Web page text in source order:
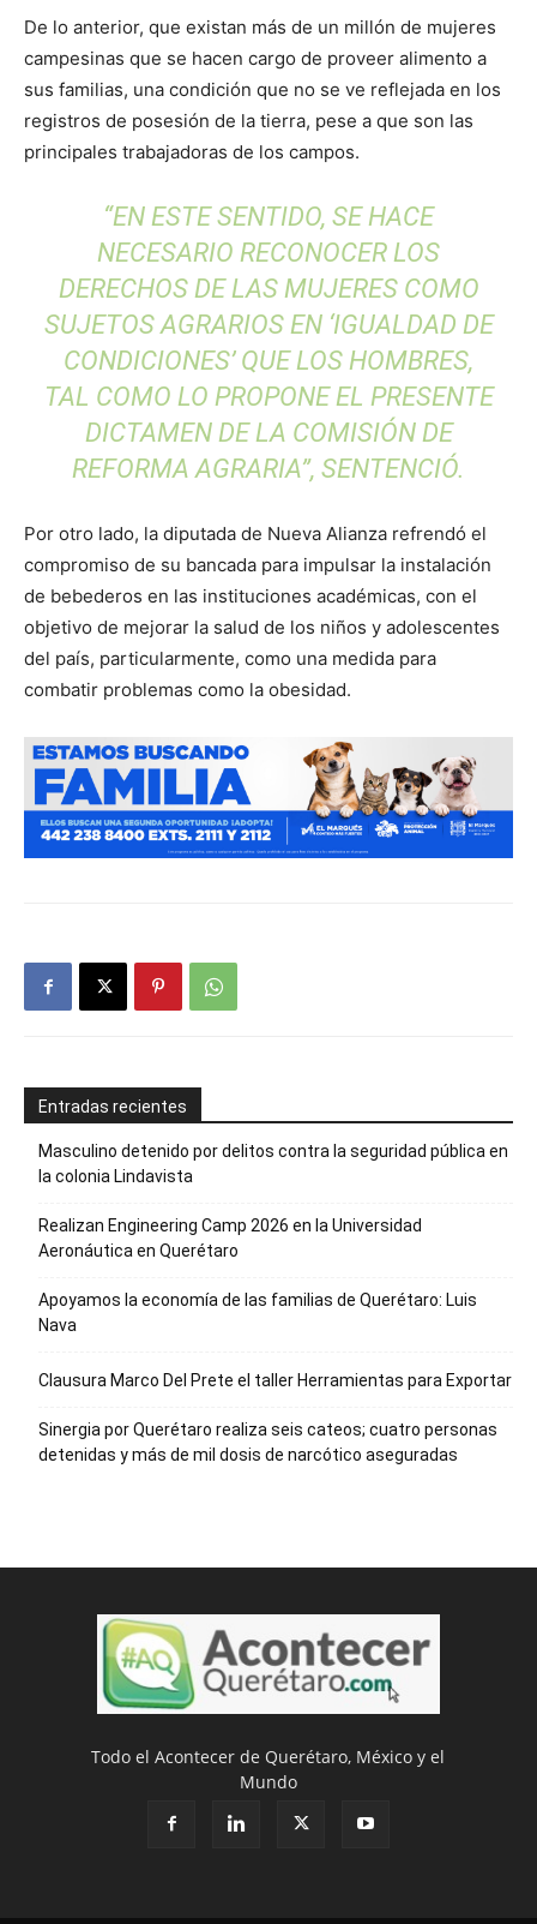
De lo anterior, que existan más de un millón de mujeres
campesinas que se hacen cargo de proveer alimento a
sus familias, una condición que no se ve reflejada en los
registros de posesión de la tierra, pese a que son las
principales trabajadoras de los campos.
“EN ESTE SENTIDO, SE HACE
NECESARIO RECONOCER LOS
DERECHOS DE LAS MUJERES COMO
SUJETOS AGRARIOS EN ‘IGUALDAD DE
CONDICIONES’ QUE LOS HOMBRES,
TAL COMO LO PROPONE EL PRESENTE
DICTAMEN DE LA COMISIÓN DE
REFORMA AGRARIA”, SENTENCIÓ.
Por otro lado, la diputada de Nueva Alianza refrendó el
compromiso de su bancada para impulsar la instalación
de bebederos en las instituciones académicas, con el
objetivo de mejorar la salud de los niños y adolescentes
del país, particularmente, como una medida para
combatir problemas como la obesidad.
Entradas recientes
Masculino detenido por delitos contra la seguridad pública en
la colonia Lindavista
Realizan Engineering Camp 2026 en la Universidad
Aeronáutica en Querétaro
Apoyamos la economía de las familias de Querétaro: Luis
Nava
Clausura Marco Del Prete el taller Herramientas para Exportar
Sinergia por Querétaro realiza seis cateos; cuatro personas
detenidas y más de mil dosis de narcótico aseguradas
Todo el Acontecer de Querétaro, México y el
Mundo